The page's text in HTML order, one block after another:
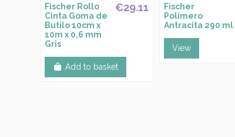
Fischer Rollo
Cinta Goma de
Butilo 10cm x
10m x 0,6 mm
Gris
€29.11
Add to basket
Fischer
Polímero
Antracita 290 ml
View